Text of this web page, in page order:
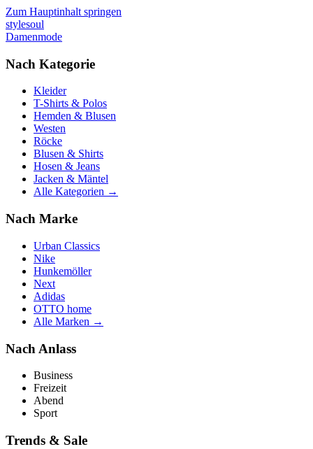
Zum Hauptinhalt springen
stylesoul
Damenmode
Nach Kategorie
Kleider
T-Shirts & Polos
Hemden & Blusen
Westen
Röcke
Blusen & Shirts
Hosen & Jeans
Jacken & Mäntel
Alle Kategorien →
Nach Marke
Urban Classics
Nike
Hunkemöller
Next
Adidas
OTTO home
Alle Marken →
Nach Anlass
Business
Freizeit
Abend
Sport
Trends & Sale